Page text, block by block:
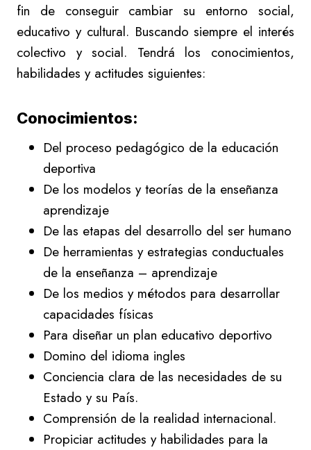
fin de conseguir cambiar su entorno social,
educativo y cultural. Buscando siempre el interés
colectivo y social. Tendrá los conocimientos,
habilidades y actitudes siguientes:
Conocimientos:
Del proceso pedagógico de la educación
deportiva
De los modelos y teorías de la enseñanza
aprendizaje
De las etapas del desarrollo del ser humano
De herramientas y estrategias conductuales
de la enseñanza – aprendizaje
De los medios y métodos para desarrollar
capacidades físicas
Para diseñar un plan educativo deportivo
Domino del idioma ingles
Conciencia clara de las necesidades de su
Estado y su País.
Comprensión de la realidad internacional.
Propiciar actitudes y habilidades para la